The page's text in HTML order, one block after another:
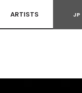
ARTISTS JP